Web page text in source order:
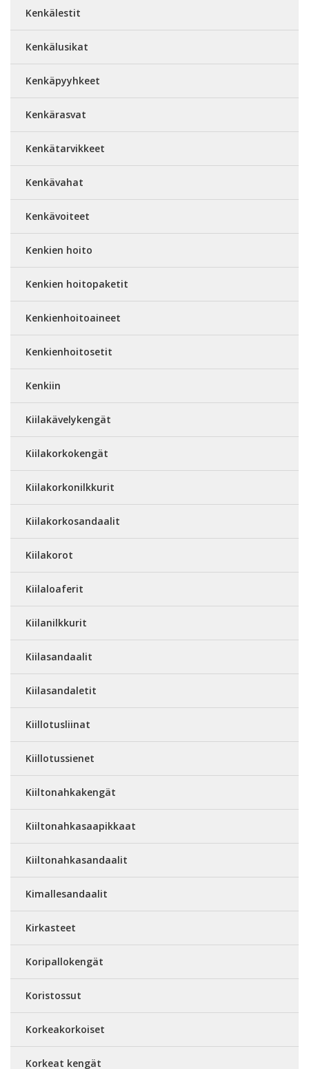
Kenkälestit
Kenkälusikat
Kenkäpyyhkeet
Kenkärasvat
Kenkätarvikkeet
Kenkävahat
Kenkävoiteet
Kenkien hoito
Kenkien hoitopaketit
Kenkienhoitoaineet
Kenkienhoitosetit
Kenkiin
Kiilakävelykengät
Kiilakorkokengät
Kiilakorkonilkkurit
Kiilakorkosandaalit
Kiilakorot
Kiilaloaferit
Kiilanilkkurit
Kiilasandaalit
Kiilasandaletit
Kiillotusliinat
Kiillotussienet
Kiiltonahkakengät
Kiiltonahkasaapikkaat
Kiiltonahkasandaalit
Kimallesandaalit
Kirkasteet
Koripallokengät
Koristossut
Korkeakorkoiset
Korkeat kengät